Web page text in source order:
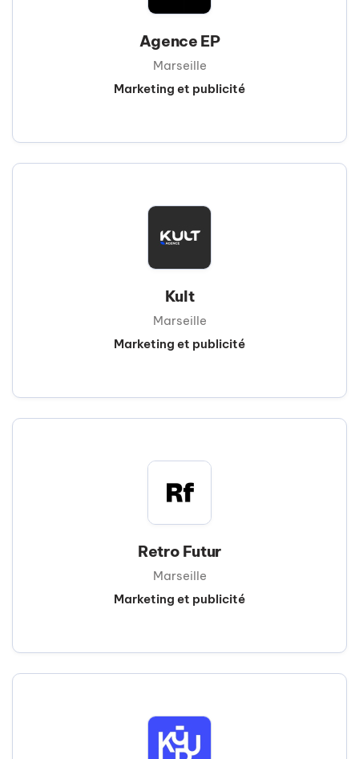
Agence EP
Marseille
Marketing et publicité
Kult
Marseille
Marketing et publicité
Retro Futur
Marseille
Marketing et publicité